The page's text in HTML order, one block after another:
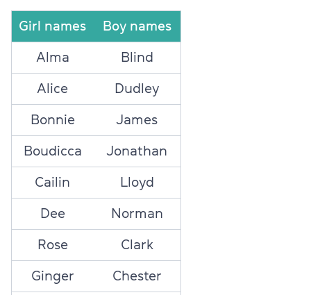
Girl names Boy names
Alma Blind
Alice Dudley
Bonnie James
Boudicca Jonathan
Cailin Lloyd
Dee Norman
Rose Clark
Ginger Chester